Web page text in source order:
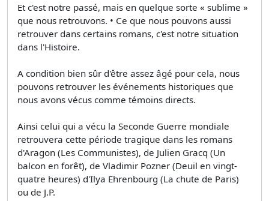
Et c'est notre passé, mais en quelque sorte « sublime »
que nous retrouvons. • Ce que nous pouvons aussi
retrouver dans certains romans, c'est notre situation
dans l'Histoire.
A condition bien sûr d'être assez âgé pour cela, nous
pouvons retrouver les événements historiques que
nous avons vécus comme témoins directs.
Ainsi celui qui a vécu la Seconde Guerre mondiale
retrouvera cette période tragique dans les romans
d'Aragon (Les Communistes), de Julien Gracq (Un
balcon en forêt), de Vladimir Pozner (Deuil en vingt-
quatre heures) d'Ilya Ehrenbourg (La chute de Paris)
ou de J.P.